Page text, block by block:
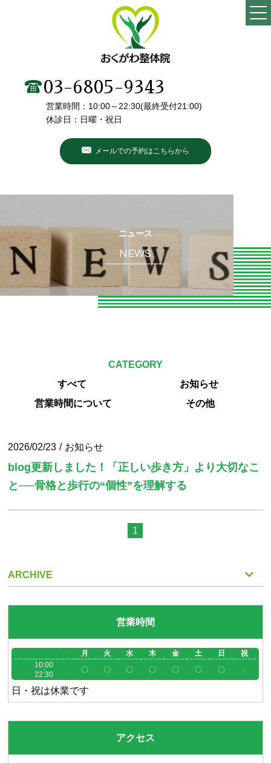
当院の特徴
施術メニュー・料金
院長・スタッフ紹介
初めての方へ
こんなお悩みありませんか？
お客様の声
ブログ
お知らせ
O脚専門
当院の整体とは
03-6805-9343
営業時間：10:00～22:30(最終受付21:00)
休診日：日曜・祝日
メールでの予約はこちらから
ニュース
NEWS
CATEGORY
すべて
お知らせ
営業時間について
その他
2026/02/23 お知らせ
blog更新しました！「正しい歩き方」より大切なこ
と──骨格と歩行の“個性”を理解する
1
ARCHIVE
営業時間
月 火 水 木 金 土 日
祝
10:00
-
22:30
〇 〇 〇 〇 〇 〇 〇 -
日・祝は休業です
アクセス